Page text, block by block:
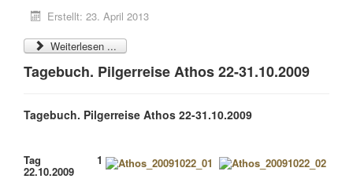
Erstellt: 23. April 2013
Weiterlesen ...
Tagebuch. Pilgerreise Athos 22-31.10.2009
Tagebuch. Pilgerreise Athos 22-31.10.2009
Tag 1
22.10.2009